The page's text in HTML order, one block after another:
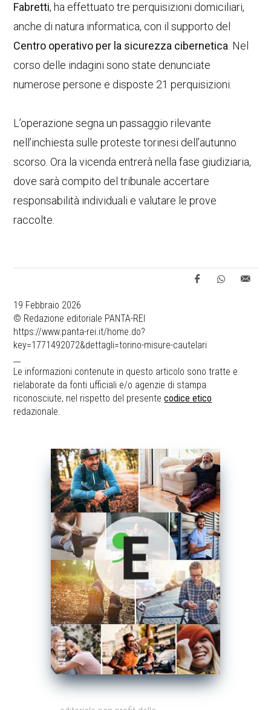
Fabretti, ha effettuato tre perquisizioni domiciliari,
anche di natura informatica, con il supporto del
Centro operativo per la sicurezza cibernetica . Nel
corso delle indagini sono state denunciate
numerose persone e disposte 21 perquisizioni.
L’operazione segna un passaggio rilevante
nell’inchiesta sulle proteste torinesi dell’autunno
scorso. Ora la vicenda entrerà nella fase giudiziaria,
dove sarà compito del tribunale accertare
responsabilità individuali e valutare le prove
raccolte.
19 Febbraio 2026
© Redazione editoriale PANTA-REI
https://www.panta-rei.it/home.do?
key=1771492072&dettagli=torino-misure-cautelari
Le informazioni contenute in questo articolo sono tratte e
rielaborate da fonti ufficiali e/o agenzie di stampa
riconosciute, nel rispetto del presentecodice etico
redazionale.